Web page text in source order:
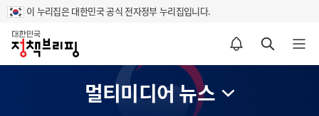
이 누리집은 대한민국 공식 전자정부 누리집입니다.
홈
알림설정 바로가기 검색 바로가기 메뉴 열기
멀티미디어 뉴스